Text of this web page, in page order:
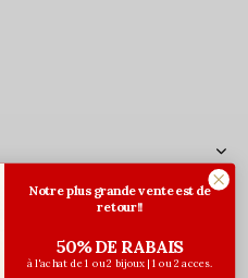
Notre plus grande vente est de
retour!!
50% DE RABAIS
à l'achat de 1 ou 2 bijoux | 1 ou 2 acces.